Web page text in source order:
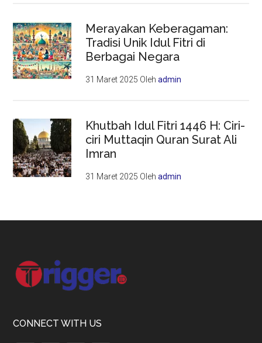
Merayakan Keberagaman:
Tradisi Unik Idul Fitri di
Berbagai Negara
31 Maret 2025 Olehadmin
Khutbah Idul Fitri 1446 H: Ciri-
ciri Muttaqin Quran Surat Ali
Imran
31 Maret 2025 Olehadmin
Footer
CONNECT WITH US